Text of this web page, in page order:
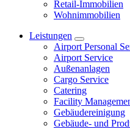
Retail-Immobilien
Wohnimmobilien
Leistungen
Airport Personal
Airport Service
Außenanlagen
Cargo Service
Catering
Facility
Gebäudereinigung
Gebäude- und